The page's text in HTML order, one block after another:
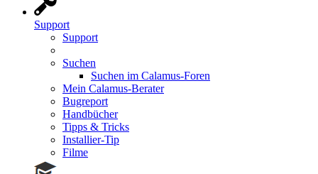
Support
Support
Suchen
Suchen im Calamus-Foren
Mein Calamus-Berater
Bugreport
Handbücher
Tipps & Tricks
Installier-Tip
Filme